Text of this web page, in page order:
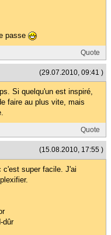
passe
Quote
(29.07.2010, 09:41 )
Si quelqu'un est inspiré,
faire au plus vite, mais
Quote
(15.08.2010, 17:55 )
c'est super facile. J'ai
dûr